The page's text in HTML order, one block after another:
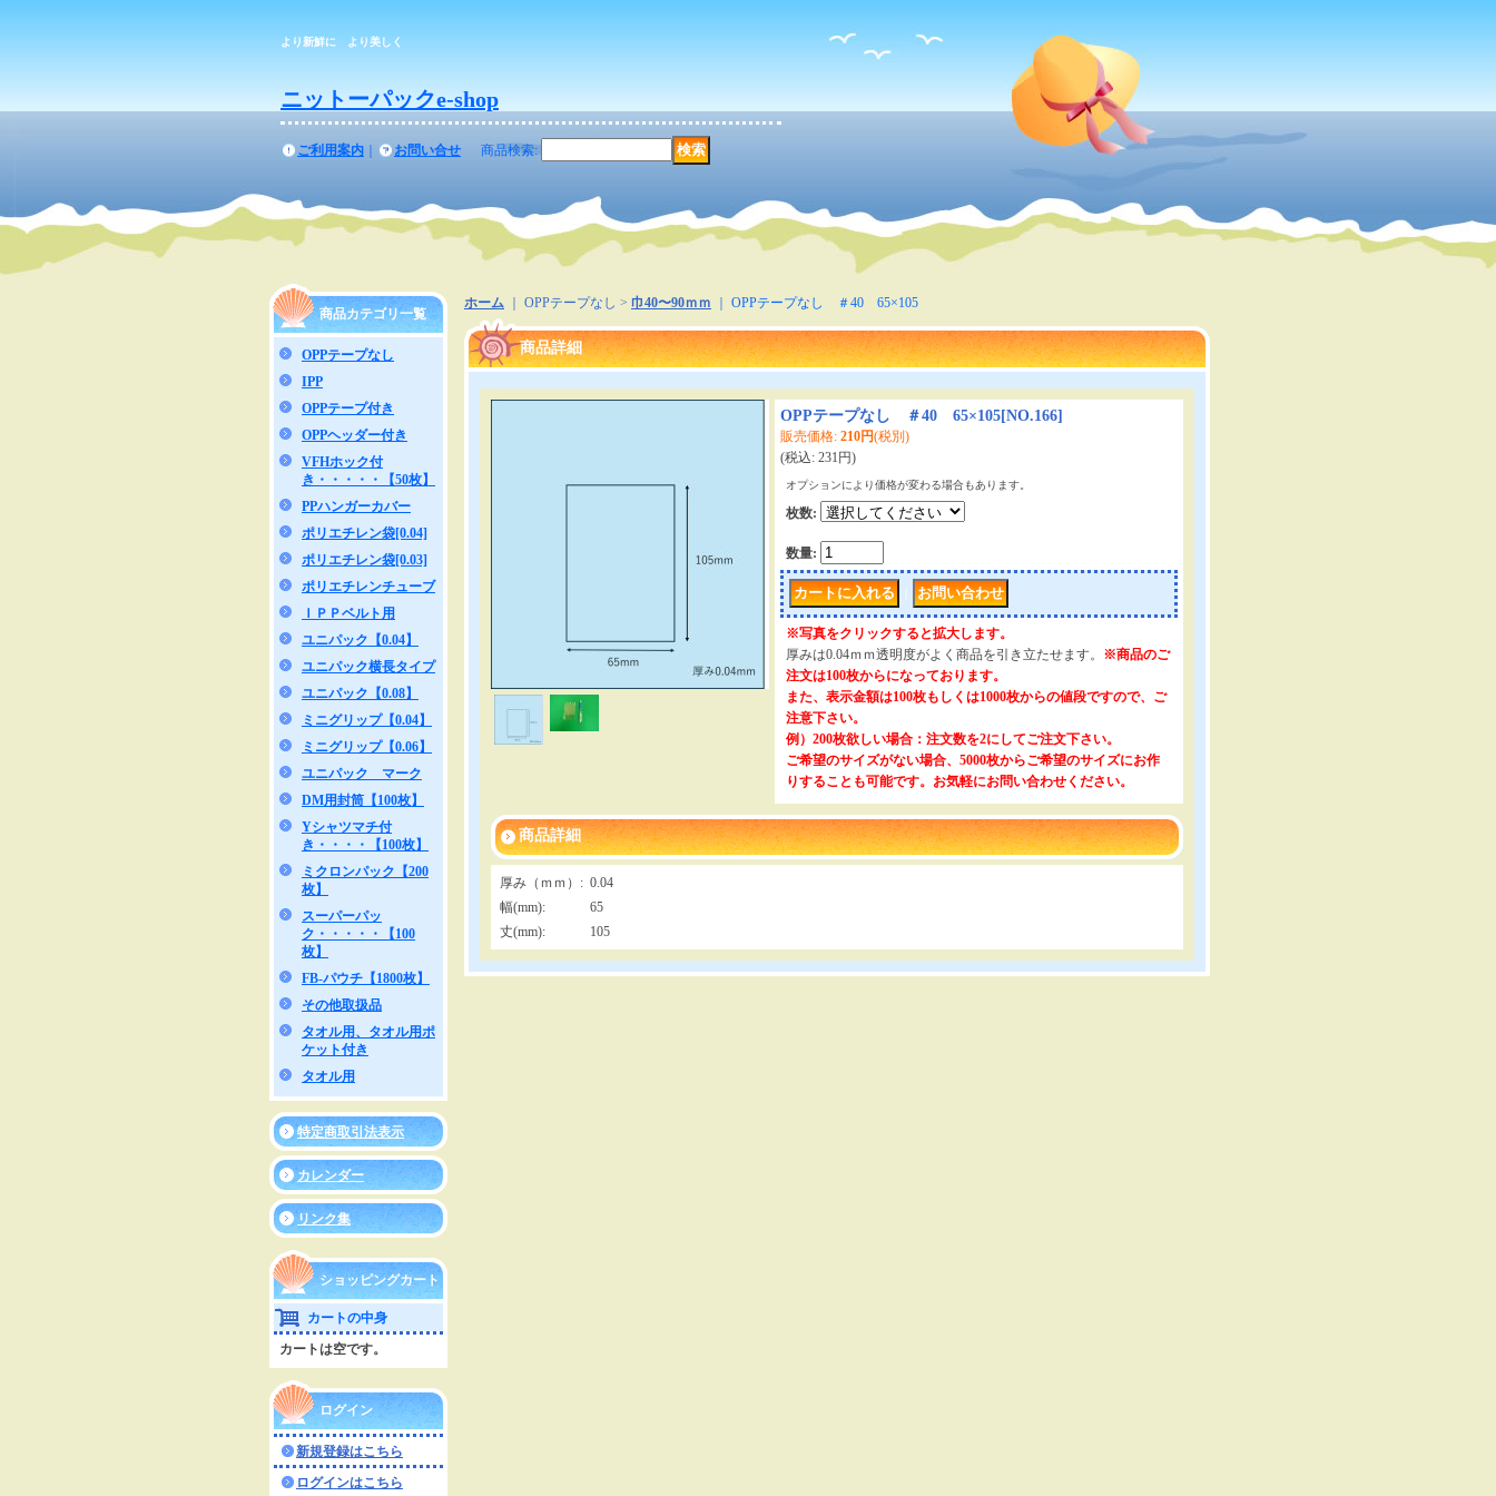
より新鮮に より美しく
ニットーパックe-shop
ご利用案内 お問い合せ 商品検索:
商品カテゴリ一覧
OPPテープなし
IPP
OPPテープ付き
OPPヘッダー付き
VFHホック付
き・・・・・【50枚】
PPハンガーカバー
ポリエチレン袋[0.04]
ポリエチレン袋[0.03]
ポリエチレンチューブ
ＩＰＰベルト用
ユニパック【0.04】
ユニパック横長タイプ
ユニパック【0.08】
ミニグリップ【0.04】
ミニグリップ【0.06】
ユニパック マーク
DM用封筒【100枚】
Yシャツマチ付
き・・・・【100枚】
ミクロンパック【200
枚】
スーパーパッ
ク・・・・・【100
枚】
FB-パウチ【1800枚】
その他取扱品
タオル用、タオル用ポ
ケット付き
タオル用
特定商取引法表示
カレンダー
リンク集
ショッピングカート
カートの中身
カートは空です。
ログイン
新規登録はこちら
ログインはこちら
ホーム ｜ OPPテープなし > 巾40〜90ｍｍ OPPテープなし ＃40 65×105
商品詳細
OPPテープなし ＃40 65×105[NO.166]
販売価格: 210円(税別)
(税込: 231円)
オプションにより価格が変わる場合もあります。
枚数:
数量:
※写真をクリックすると拡大します。
厚みは0.04ｍｍ透明度がよく商品を引き立たせます。 ※商品のご
注文は100枚からになっております。
また、表示金額は100枚もしくは1000枚からの値段ですので、ご
注意下さい。
例）200枚欲しい場合：注文数を2にしてご注文下さい。
ご希望のサイズがない場合、5000枚からご希望のサイズにお作
りすることも可能です。お気軽にお問い合わせください。
商品詳細
厚み（ｍｍ） : 0.04
幅(mm):
65
丈(mm): 105